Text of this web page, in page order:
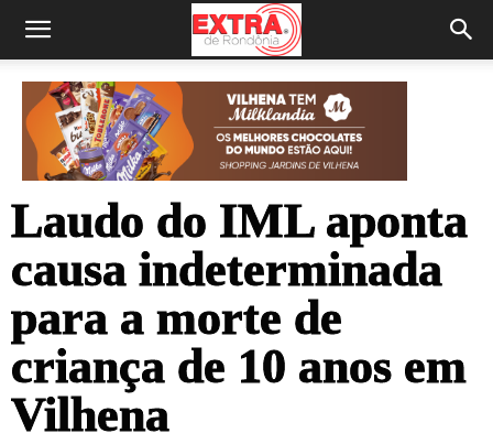
Laudo do IML aponta
causa indeterminada
para a morte de
criança de 10 anos em
Vilhena